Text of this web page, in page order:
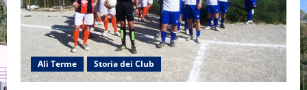
off.
Alì Terme Storia dei Club